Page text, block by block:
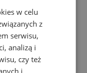
i rozprasza
o podłoże.
w celu
z
serwisu,
analizą i
czy też
i